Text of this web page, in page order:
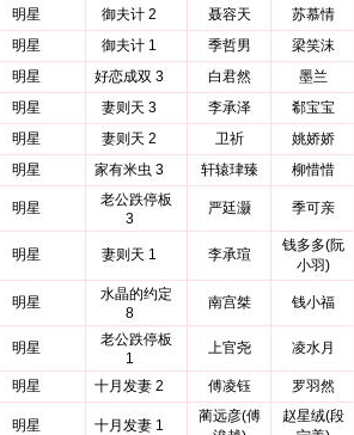
明星 御夫计 2 聂容天 苏慕情
明星 御夫计 1 季哲男 梁笑沫
明星 好恋成双 3 白君然 墨兰
明星 妻则天 3 李承泽 郗宝宝
明星 妻则天 2 卫祈 姚娇娇
明星 家有米虫 3 轩辕珒臻 柳惜惜
明星
老公跌停板
3
严廷灏 季可亲
明星 妻则天 1 李承瑄
钱多多(阮
小羽)
明星
水晶的约定
8
南宫桀 钱小福
明星
老公跌停板
1
上官尧 凌水月
明星 十月发妻 2 傅凌钰 罗羽然
明星 十月发妻 1
蔺远彦(傅
赵星绒(段